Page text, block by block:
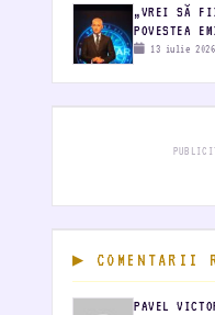
„VREI SĂ
POVESTEA
ȚINUT13 iulie 2026
COMENTARII
PAVEL